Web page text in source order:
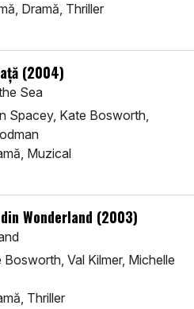
Dramă, Thriller
(2004)
Sea
Spacey, Kate Bosworth,
Muzical
Wonderland (2003)
Bosworth, Val Kilmer, Michelle
Thriller